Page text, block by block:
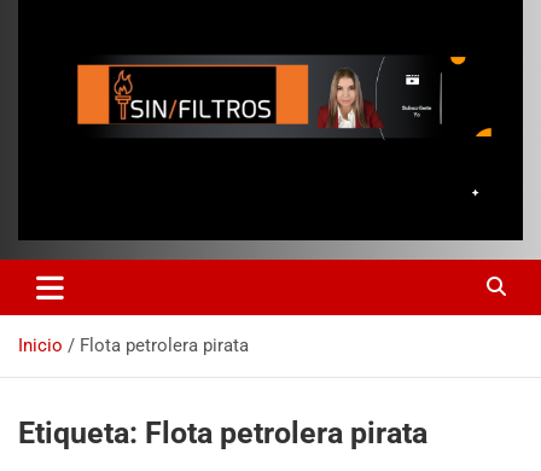
Inicio Flota petrolera pirata
Etiqueta: Flota petrolera pirata